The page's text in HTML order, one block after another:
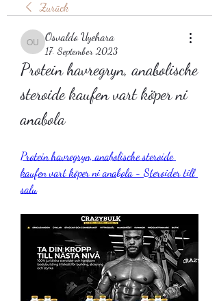
Zurück
Osvaldo Uyehara
Osvaldo Uyehara
17. September 2023
Protein havregryn, anabolische
steroide kaufen vart köper ni
anabola
Protein havregryn, anabolische steroide
kaufen vart köper ni anabola - Steroider till
salu